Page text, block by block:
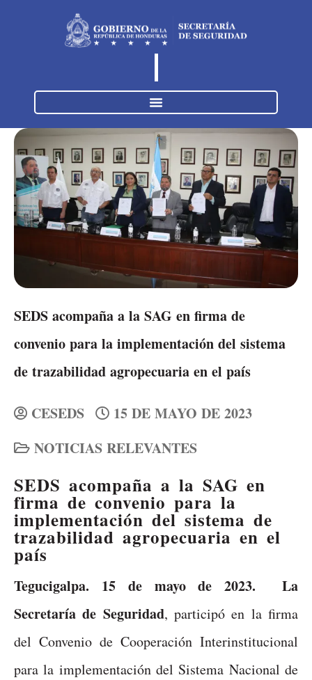
SEDS acompaña a la SAG en firma de
convenio para la implementación del sistema
de trazabilidad agropecuaria en el país
CESEDS
15 DE MAYO DE 2023
NOTICIAS RELEVANTES
SEDS acompaña a la SAG en
firma de convenio para la
implementación del sistema de
trazabilidad agropecuaria en el
país
Tegucigalpa. 15 de mayo de 2023. La
Secretaría de Seguridad, participó en la firma
del Convenio de Cooperación Interinstitucional
para la implementación del Sistema Nacional de